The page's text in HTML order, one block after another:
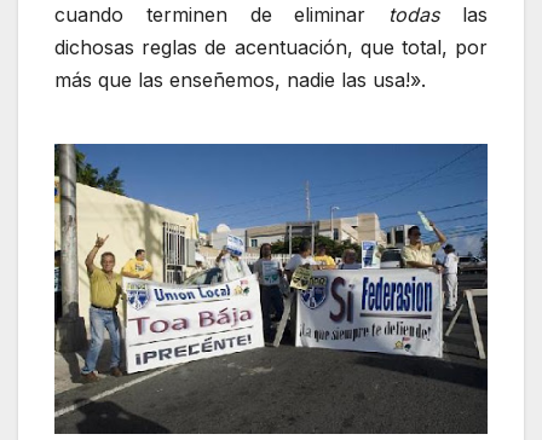
cuando terminen de eliminar todaslas
dichosas reglas de acentuación, que total, por
más que las enseñemos, nadie las usa!».